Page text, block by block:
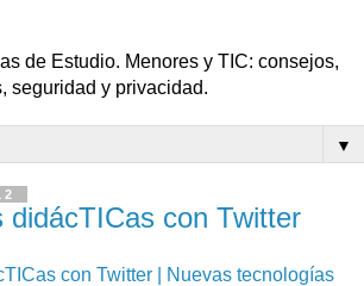
de Estudio. Menores y TIC: consejos,
seguridad y privacidad.
▼
didácTICas con Twitter
con Twitter | Nuevas tecnologías